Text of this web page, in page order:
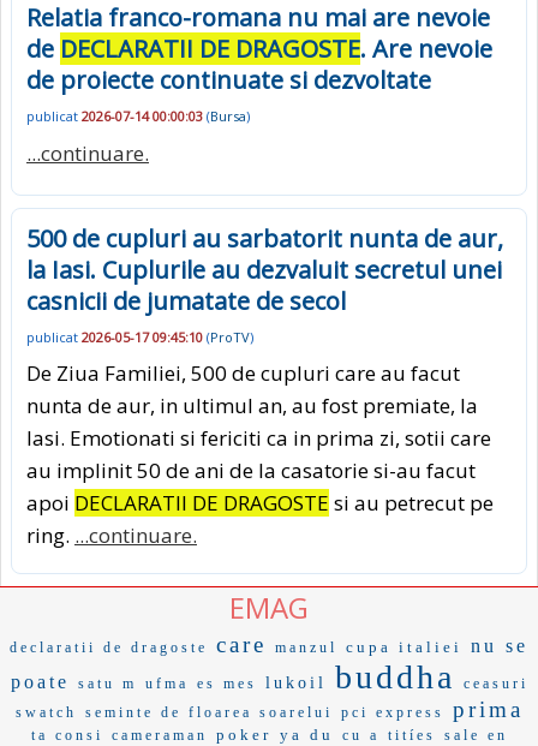
Relatia franco-romana nu mai are nevoie
de DECLARATII DE DRAGOSTE. Are nevoie
de proiecte continuate si dezvoltate
publicat 2026-07-14 00:00:03 (Bursa)
...continuare.
500 de cupluri au sarbatorit nunta de aur,
la Iasi. Cuplurile au dezvaluit secretul unei
casnicii de jumatate de secol
publicat 2026-05-17 09:45:10 (ProTV)
De Ziua Familiei, 500 de cupluri care au facut
nunta de aur, in ultimul an, au fost premiate, la
Iasi. Emotionati si fericiti ca in prima zi, sotii care
au implinit 50 de ani de la casatorie si-au facut
apoi DECLARATII DE DRAGOSTE si au petrecut pe
ring. ...continuare.
EMAG
declaratii de dragoste care manzul cupa italiei
nu se
poate
satu m ufma es mes lukoil buddha
ceasuri
swatch
seminte de floarea soarelui pci express prima
ta consi cameraman poker ya du cu a titíes sale en